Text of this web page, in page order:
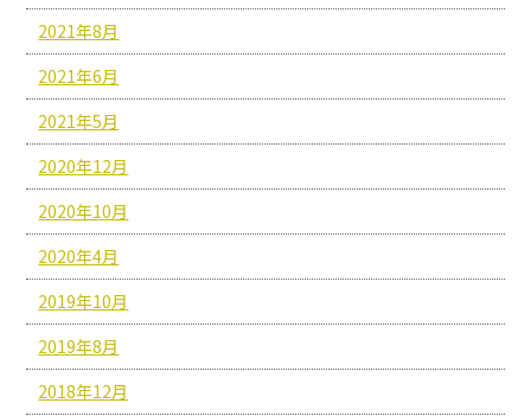
2021年8月
2021年6月
2021年5月
2020年12月
2020年10月
2020年4月
2019年10月
2019年8月
2018年12月